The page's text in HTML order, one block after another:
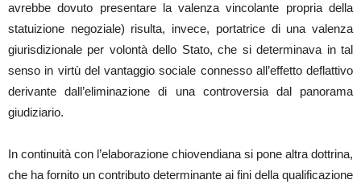
avrebbe dovuto presentare la valenza vincolante propria della
statuizione negoziale) risulta, invece, portatrice di una valenza
giurisdizionale per volontà dello Stato, che si determinava in tal
senso in virtù del vantaggio sociale connesso all’effetto deflattivo
derivante dall’eliminazione di una controversia dal panorama
giudiziario.
In continuità con l’elaborazione chiovendiana si pone altra dottrina,
che ha fornito un contributo determinante ai fini della qualificazione